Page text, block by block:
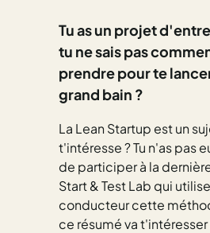
Tu as un projet
tu ne sais pas
prendre pour te
grand bain ?
La Lean Startup est un
t'intéresse ? Tu n'as pas
de participer à la
Start & Test Lab qui
conducteur cette
ce résumé va t'intéresser